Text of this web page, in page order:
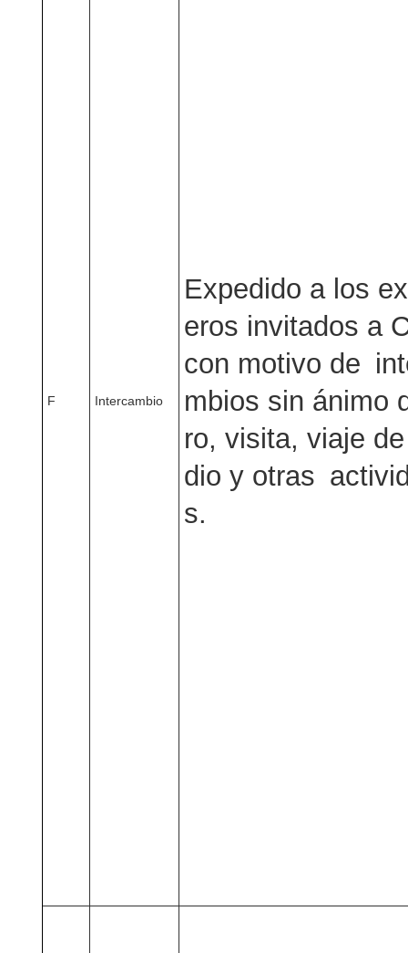
F Intercambio
Expedido a los
eros invitados a
con motivo de
mbios sin ánimo
ro, visita, viaje
dio y otras
s.